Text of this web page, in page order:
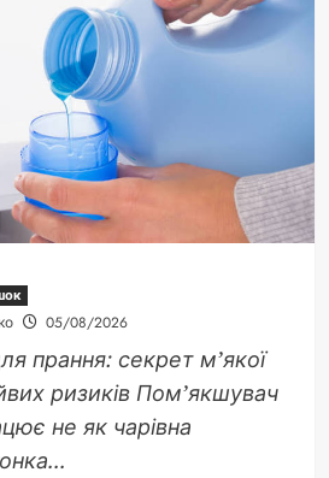
05/08/2026
прання: секрет м’якої
ризиків Пом’якшувач
не як чарівна